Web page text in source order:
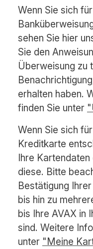
Wenn Sie sich
sehen Sie hier
Sie den
Überweisung zu
erhalten haben.
finden Sie unter
Wenn Sie sich
Kreditkarte
Ihre
diese. Bitte
Bestätigung
bis hin zu
bis Ihre AVAX in
sind. Weitere
unter "Meine